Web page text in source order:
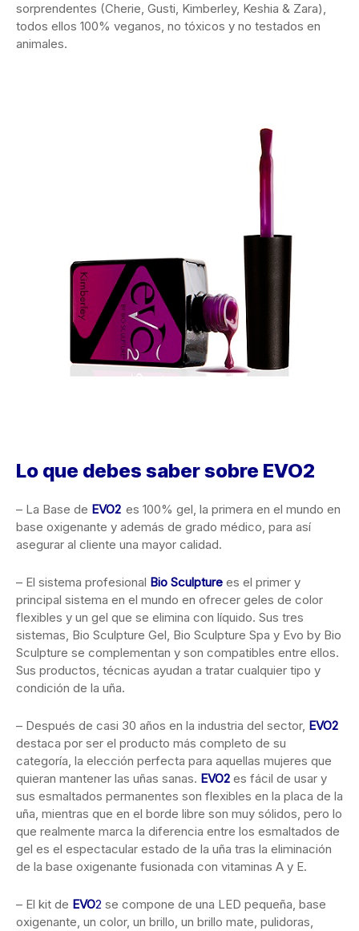
sorprendentes (Cherie, Gusti, Kimberley, Keshia & Zara),
todos ellos 100% veganos, no tóxicos y no testados en
animales.
Lo que debes saber sobre EVO2
– La Base de EVO2 es 100% gel, la primera en el mundo en
base oxigenante y además de grado médico, para así
asegurar al cliente una mayor calidad.
– El sistema profesional Bio Sculpture es el primer y
principal sistema en el mundo en ofrecer geles de color
flexibles y un gel que se elimina con líquido. Sus tres
sistemas, Bio Sculpture Gel, Bio Sculpture Spa y Evo by Bio
Sculpture se complementan y son compatibles entre ellos.
Sus productos, técnicas ayudan a tratar cualquier tipo y
condición de la uña.
– Después de casi 30 años en la industria del sector, EVO2
destaca por ser el producto más completo de su
categoría, la elección perfecta para aquellas mujeres que
quieran mantener las uñas sanas. EVO2 es fácil de usar y
sus esmaltados permanentes son flexibles en la placa de la
uña, mientras que en el borde libre son muy sólidos, pero lo
que realmente marca la diferencia entre los esmaltados de
gel es el espectacular estado de la uña tras la eliminación
de la base oxigenante fusionada con vitaminas A y E.
– El kit de EVO2 se compone de una LED pequeña, base
oxigenante, un color, un brillo, un brillo mate, pulidoras,